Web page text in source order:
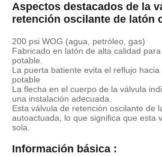
Aspectos destacados de la
retención oscilante de latón
200 psi WOG (agua, petróleo, gas)
Fabricado en latón de alta calidad
potable.
La puerta batiente evita el reflujo
potable
La flecha en el cuerpo de la válvula
una instalación adecuada.
Esta válvula de retención oscilante de
autoactuada, lo que significa que esta
sola.
Información básica :